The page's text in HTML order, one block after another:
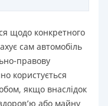
щодо конкретного
сам автомобіль
правову
користується
якщо внаслідок
або майну